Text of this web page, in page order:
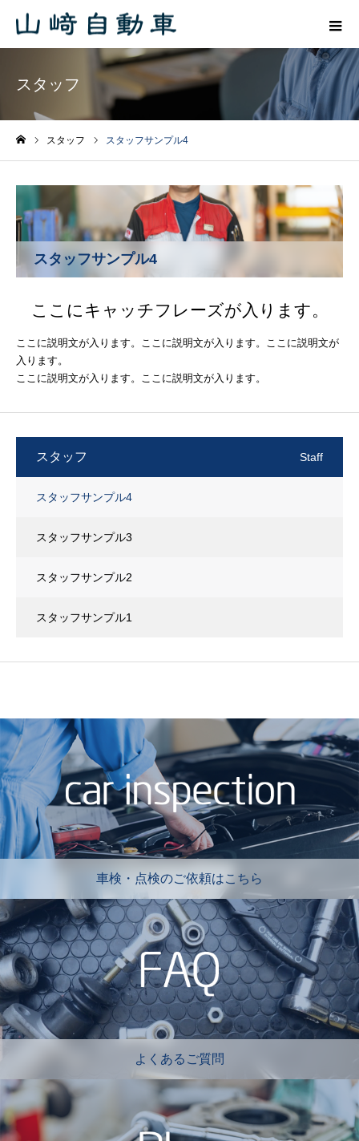
スタッフ
スタッフ スタッフサンプル4
スタッフサンプル4
ここにキャッチフレーズが入ります。
ここに説明文が入ります。ここに説明文が入ります。ここに説明文が
入ります。
ここに説明文が入ります。ここに説明文が入ります。
スタッフ Staff
スタッフサンプル4
スタッフサンプル3
スタッフサンプル2
スタッフサンプル1
車検・点検のご依頼はこちら
よくあるご質問